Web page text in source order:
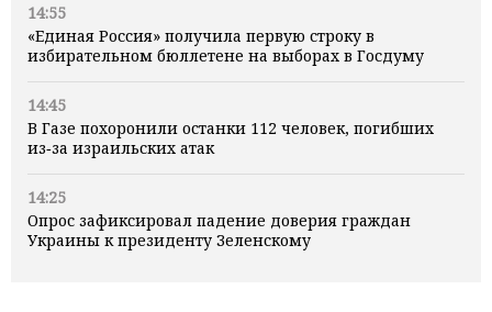
14:55
«Единая Россия» получила первую строку в
избирательном бюллетене на выборах в Госдуму
14:45
В Газе похоронили останки 112 человек, погибших
из‑за израильских атак
14:25
Опрос зафиксировал падение доверия граждан
Украины к президенту Зеленскому